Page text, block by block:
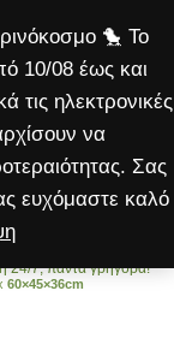
🐤 Το
10/08 έως και
τις ηλεκτρονικές
να
Σας
ευχόμαστε καλό
24/7, πάντα γρήγορα!
60×45×36cm